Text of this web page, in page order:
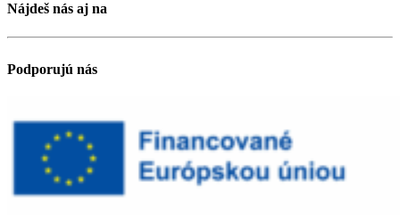
Nájdeš nás aj na
Podporujú nás